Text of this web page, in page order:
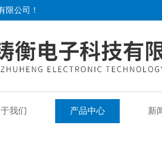
限公司！
我们 产品中心 新